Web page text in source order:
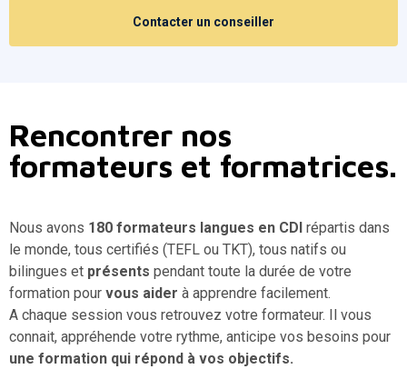
Contacter un conseiller
Rencontrer nos
formateurs et formatrices.
Nous avons 180 formateurs langues en CDI répartis dans
le monde, tous certifiés (TEFL ou TKT), tous natifs ou
bilingues et présents pendant toute la durée de votre
formation pour vous aider à apprendre facilement.
A chaque session vous retrouvez votre formateur. Il vous
connait, appréhende votre rythme, anticipe vos besoins pour
une formation qui répond à vos objectifs.